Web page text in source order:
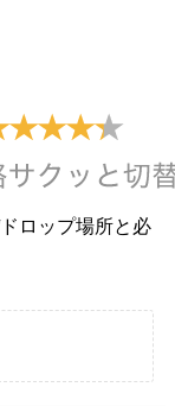
ロップ場所と必